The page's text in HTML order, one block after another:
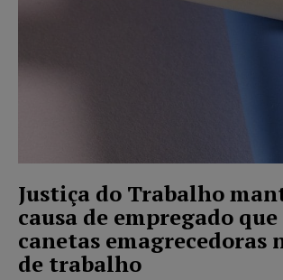
Justiça do Trabalho
causa de empregado
canetas emagrecedoras
de trabalho